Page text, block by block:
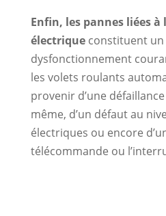
Enfin, les pannes liées
électriqueconstituent un
dysfonctionnement
les volets roulants
provenir d’une
même, d’un défaut au
électriques ou encore
télécommande ou